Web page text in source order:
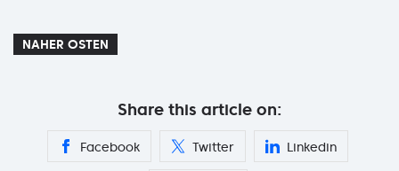
NAHER OSTEN
Share this article on:
Facebook Twitter Linkedin